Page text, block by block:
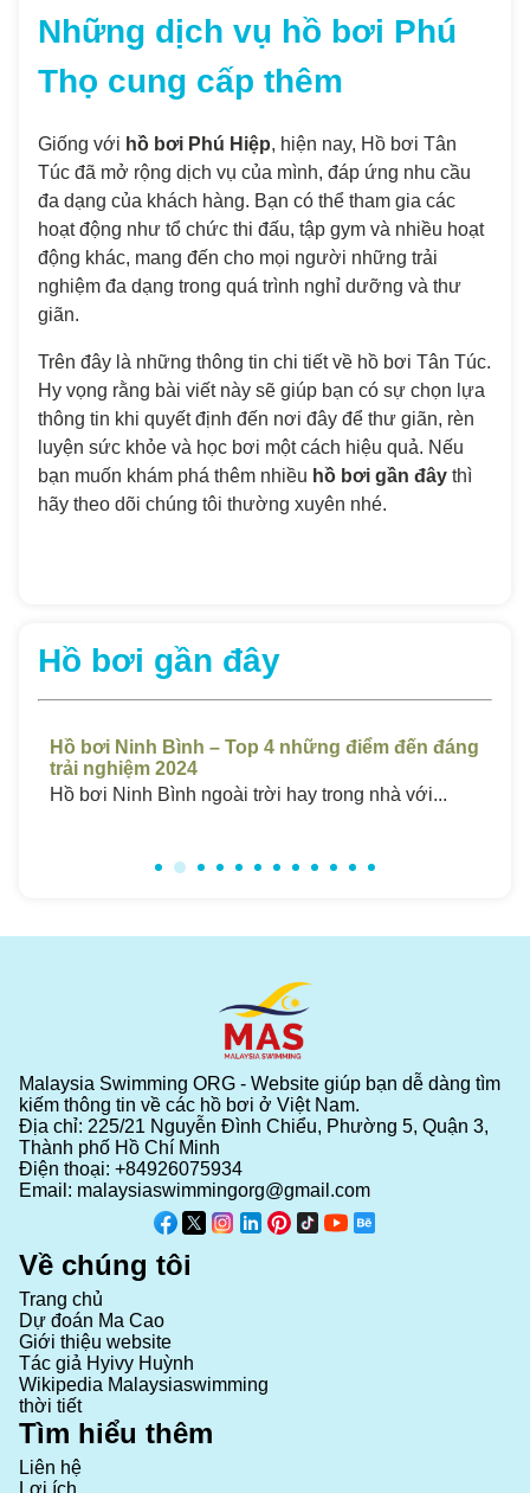
Những dịch vụ hồ bơi Phú
Thọ cung cấp thêm
Giống với hồ bơi Phú Hiệp, hiện nay, Hồ bơi Tân
Túc đã mở rộng dịch vụ của mình, đáp ứng nhu cầu
đa dạng của khách hàng. Bạn có thể tham gia các
hoạt động như tổ chức thi đấu, tập gym và nhiều hoạt
động khác, mang đến cho mọi người những trải
nghiệm đa dạng trong quá trình nghỉ dưỡng và thư
giãn.
Trên đây là những thông tin chi tiết về hồ bơi Tân Túc.
Hy vọng rằng bài viết này sẽ giúp bạn có sự chọn lựa
thông tin khi quyết định đến nơi đây để thư giãn, rèn
luyện sức khỏe và học bơi một cách hiệu quả. Nếu
bạn muốn khám phá thêm nhiều hồ bơi gần đây thì
hãy theo dõi chúng tôi thường xuyên nhé.
Hồ bơi gần đây
4 những điểm đến đáng
trời hay trong nhà với...
Hồ Bơi Sóc Trăng Giá Rẻ –
Hồ bơi ở Sóc Trăng luôn thu
Malaysia Swimming ORG - Website giúp bạn dễ dàng tìm
kiếm thông tin về các hồ bơi ở Việt Nam.
Địa chỉ: 225/21 Nguyễn Đình Chiểu, Phường 5, Quận 3,
Thành phố Hồ Chí Minh
Điện thoại: +84926075934
Email: malaysiaswimmingorg@gmail.com
Về chúng tôi
Trang chủ
Dự đoán Ma Cao
Giới thiệu website
Tác giả Hyivy Huỳnh
Wikipedia Malaysiaswimming
thời tiết
Tìm hiểu thêm
Liên hệ
Lợi ích